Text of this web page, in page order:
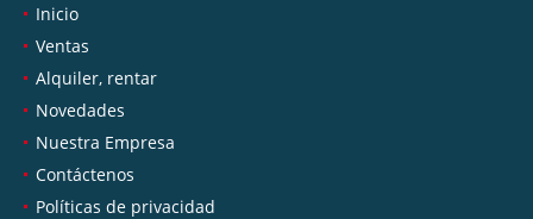
Inicio
Ventas
Alquiler, rentar
Novedades
Nuestra Empresa
Contáctenos
Políticas de privacidad